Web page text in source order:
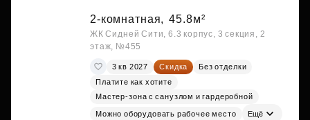
2-комнатная, 45.8м²
ЖК Сидней Сити, 6.3 корпус, 3 секция, 2
этаж, №455
3 кв 2027 Скидка
Без отделки
Платите как хотите
Мастер-зона с санузлом и гардеробной
Можно оборудовать рабочее место Ещё